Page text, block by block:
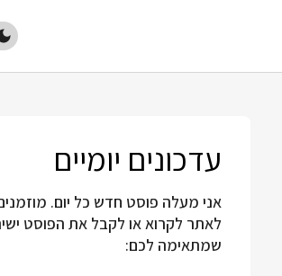
עדכונים יומיים
אני מעלה פוסט חדש כל יום.
לאתר לקרוא או לקבל את הפוסט
שמתאימה לכם: